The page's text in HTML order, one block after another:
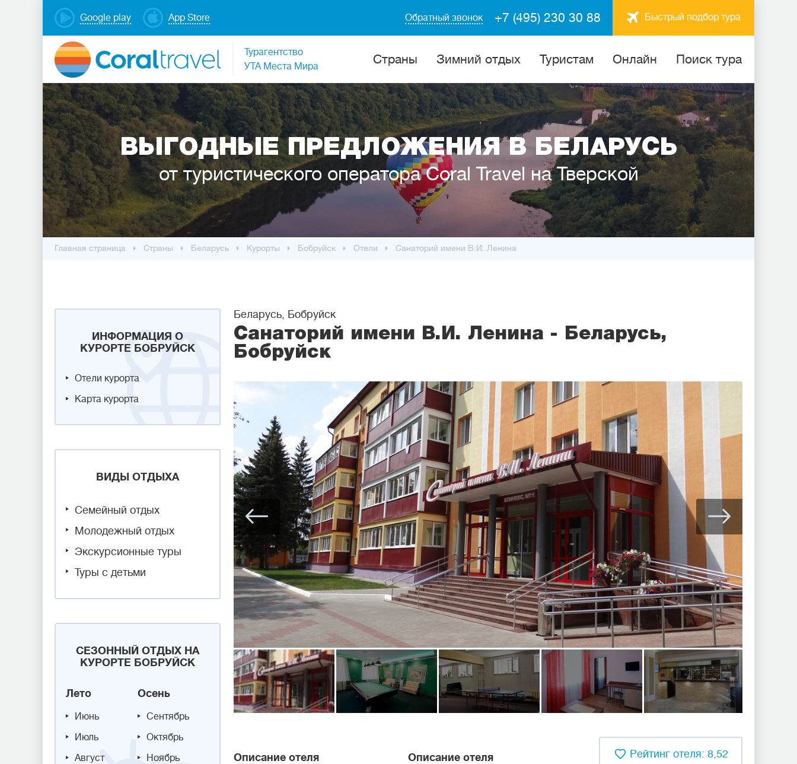
Google play App Store Быстрый подбор тура
+7 (495) 230 30 88
Обратный звонок
Турагентство
УТА Места Мира
Cтраны Зимний отдых Туристам Онлайн Поиск тура
ВЫГОДНЫЕ ПРЕДЛОЖЕНИЯ В БЕЛАРУСЬ
от туристического оператора Coral Travel на Тверской
Главная страница Cтраны Беларусь Курорты Бобруйск Отели Санаторий имени В.И. Ленина
ИНФОРМАЦИЯ О
КУРОРТЕ БОБРУЙСК
Отели курорта
Карта курорта
ВИДЫ ОТДЫХА
Семейный отдых
Молодежный отдых
Экскурсионные туры
Туры с детьми
СЕЗОННЫЙ ОТДЫХ НА
КУРОРТЕ БОБРУЙСК
Лето
Июнь
Июль
Август
Осень
Сентябрь
Октябрь
Ноябрь
Беларусь, Бобруйск
Санаторий имени В.И. Ленина - Беларусь,
Бобруйск
Описание отеля Описание отеля Рейтинг отеля: 8,52